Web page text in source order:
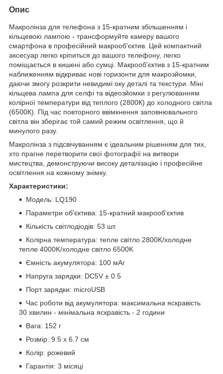
Опис
Макролінза для телефона з 15-кратним збільшенням і
кільцевою лампою - трансформуйте камеру вашого
смартфона в професійний макрооб'єктив. Цей компактний
аксесуар легко кріпиться до вашого телефону, легко
поміщається в кишені або сумці. Макрооб'єктив з 15-кратним
наближенням відкриває нові горизонти для макрозйомки,
даючи змогу розкрити невидимі оку деталі та текстури. Міні
кільцева лампа для селфі та відеозйомки з регулюванням
колірної температури від теплого (2800К) до холодного світла
(6500К). Під час повторного ввімкнення заповнювального
світла він зберігає той самий режим освітлення, що й
минулого разу.
Макролінза з підсвічуванням є ідеальним рішенням для тих,
хто прагне перетворити свої фотографії на витвори
мистецтва, демонструючи високу деталізацію і професійне
освітлення на кожному знімку.
Характеристики:
Модель: LQ190
Параметри об'єктива: 15-кратний макрооб'єктив
Кількість світлодіодів: 53 шт.
Колірна температура: тепле світло 2800K/холодне
тепле 4000K/холодне світло 6500K
Ємність акумулятора: 100 мАг
Напруга зарядки: DC5V ± 0.5
Порт зарядки: microUSB
Час роботи від акумулятора: максимальна яскравість
30 хвилин - мінімальна яскравість - 2 години
Вага: 152 г
Розмір: 9.5 х 6.7 см
Колір: рожевий
Гарантія: 3 місяці